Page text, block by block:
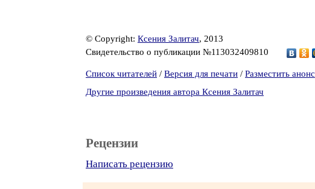
© Copyright: Ксения Залитач, 2013
Свидетельство о публикации №113032409810
Список читателей / Версия для печати / Разместить анонс
Другие произведения автора Ксения Залитач
Рецензии
Написать рецензию